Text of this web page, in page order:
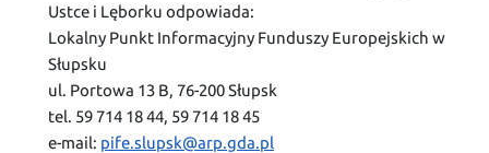
Ustce i Lęborku odpowiada:
Lokalny Punkt Informacyjny Funduszy Europejskich w
Słupsku
ul. Portowa 13 B, 76-200 Słupsk
tel. 59 714 18 44, 59 714 18 45
e-mail: pife.slupsk@arp.gda.pl